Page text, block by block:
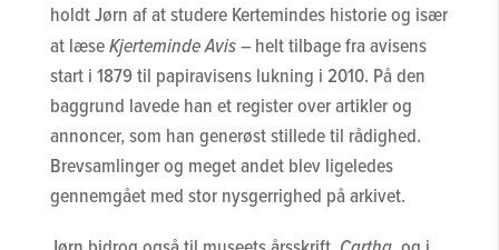
holdt Jørn af at studere Kertemindes historie og især
at læseKjerteminde Avis– helt tilbage fra avisens
start i 1879 til papiravisens lukning i 2010. På den
baggrund lavede han et register over artikler og
annoncer, som han generøst stillede til rådighed.
Brevsamlinger og meget andet blev ligeledes
gennemgået med stor nysgerrighed på arkivet.